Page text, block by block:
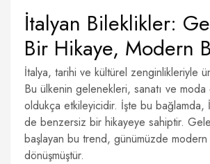
İtalyan Bileklikler:
Bir Hikaye, Modern
İtalya, tarihi ve kültürel zenginlikleriyle
Bu ülkenin gelenekleri, sanatı ve moda
oldukça etkileyicidir. İşte bu bağlamda,
de benzersiz bir hikayeye sahiptir.
başlayan bu trend, günümüzde
dönüşmüştür.